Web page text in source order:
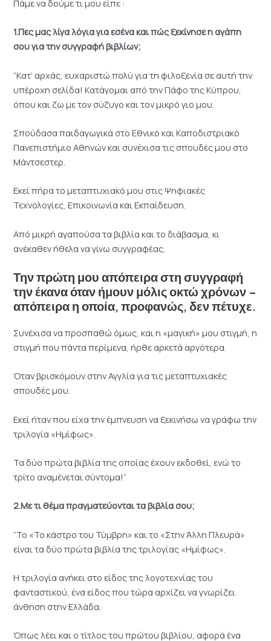
Πάμε να δούμε τι μου είπε :
1.Πες μας λίγα λόγια για εσένα και πώς ξεκίνησε η αγάπη
σου για την συγγραφή βιβλίων;
“Κατ’ αρχάς, ευχαριστώ πολύ για τη φιλοξενία σε αυτή την
υπέροχη σελίδα! Κατάγομαι από την Πάφο της Κύπρου,
όπου και ζω με τον σύζυγο και τον μικρό γιο μου.
Σπούδασα παιδαγωγικά στο Εθνικό και Καποδιστριακό
Πανεπιστήμιο Αθηνών και συνέχισα τις σπουδές μου στο
Μάντσεστερ.
Εκεί πήρα το μεταπτυχιακό μου στις Ψηφιακές
Τεχνολογίες, Επικοινωνία και Εκπαίδευση.
Από μικρή αγαπούσα τα βιβλία και το διάβασμα, κι
ανέκαθεν ήθελα να γίνω συγγραφέας.
Την πρώτη μου απόπειρα στη συγγραφή
την έκανα όταν ήμουν μόλις οκτώ χρόνων –
απόπειρα η οποία, προφανώς, δεν πέτυχε.
Συνέχισα να προσπαθώ όμως, και η «μαγική» μου στιγμή, η
στιγμή που πάντα περίμενα, ήρθε αρκετά αργότερα.
Όταν βρισκόμουν στην Αγγλία για τις μεταπτυχιακές
σπουδές μου.
Εκεί ήταν που είχα την έμπνευση να ξεκινήσω να γράφω την
τριλογία «Ημίφως».
Τα δύο πρώτα βιβλία της οποίας έχουν εκδοθεί, ενώ το
τρίτο αναμένεται σύντομα!”
2.Με τι θέμα πραγματεύονται τα βιβλία σου;
“Το «Το κάστρο του Τύμβρη» και το «Στην Άλλη Πλευρά»
είναι τα δύο πρώτα βιβλία της τριλογίας «Ημίφως».
Η τριλογία ανήκει στο είδος της λογοτεχνίας του
φανταστικού, ένα είδος που τώρα αρχίζει να γνωρίζει
άνθηση στην Ελλάδα.
Όπως λέει και ο τίτλος του πρώτου βιβλίου, αφορά ένα